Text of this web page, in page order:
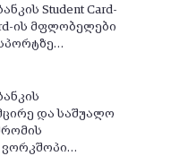
Student Card-
ის მფლობელები
და საშუალო